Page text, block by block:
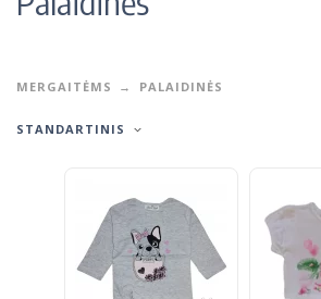
MERGAITĖMS PALAIDINĖS
STANDARTINIS